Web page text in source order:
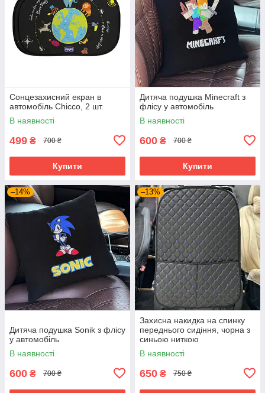
Сонцезахисний екран в
автомобіль Chicco, 2 шт.
В наявності
499 ₴ 700 ₴
Купити
Дитяча подушка Minecraft з
флісу у автомобіль
В наявності
600 ₴ 700 ₴
Купити
–14%
Дитяча подушка Sonik з флісу
у автомобіль
В наявності
600 ₴ 700 ₴
–13%
Захисна накидка на спинку
переднього сидіння, чорна з
синьою ниткою
В наявності
650 ₴ 750 ₴